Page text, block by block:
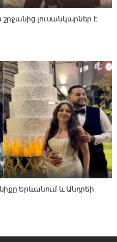
շրջանից լուսանկարներ է
Երևանում և Անդրեի